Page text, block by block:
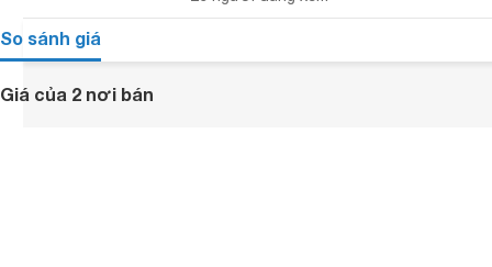
So sánh giá
Giá của 2 nơi bán